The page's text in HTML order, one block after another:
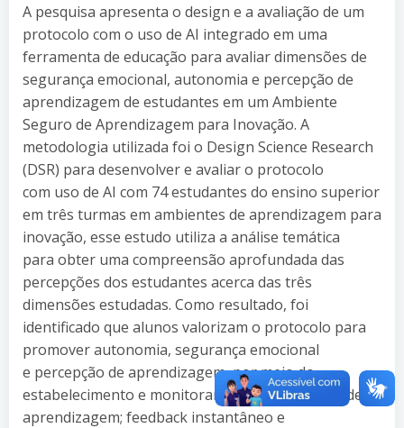
A pesquisa apresenta o design e a avaliação de um
protocolo com o uso de AI integrado em uma
ferramenta de educação para avaliar dimensões de
segurança emocional, autonomia e percepção de
aprendizagem de estudantes em um Ambiente
Seguro de Aprendizagem para Inovação. A
metodologia utilizada foi o Design Science Research
(DSR) para desenvolver e avaliar o protocolo
com uso de AI com 74 estudantes do ensino superior
em três turmas em ambientes de aprendizagem para
inovação, esse estudo utiliza a análise temática
para obter uma compreensão aprofundada das
percepções dos estudantes acerca das três
dimensões estudadas. Como resultado, foi
identificado que alunos valorizam o protocolo para
promover autonomia, segurança emocional
e percepção de aprendizagem, por meio do
estabelecimento e monitoramento de objetivos de
aprendizagem; feedback instantâneo e